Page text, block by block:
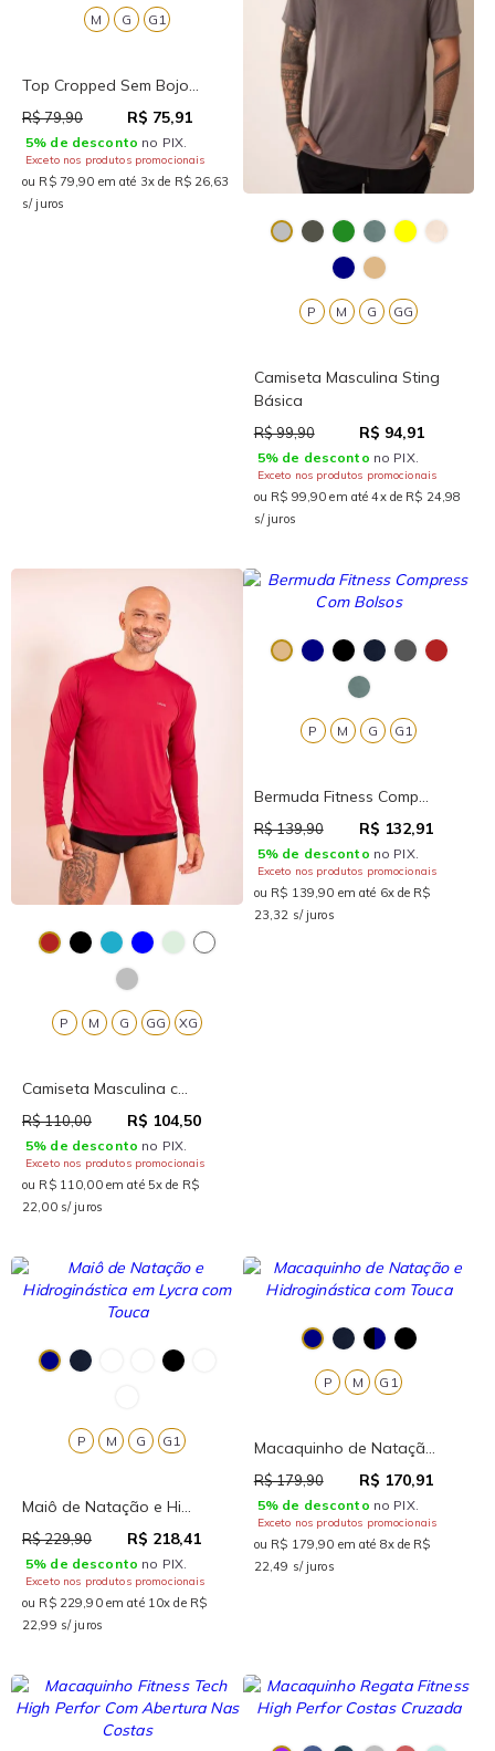
M G G1
Top Cropped Sem Bojo...
R$ 79,90 R$ 75,91
5% de desconto no PIX.
Exceto nos produtos promocionais
ou R$ 79,90 em até 3x de R$ 26,63
s/ juros
G GG
M
P
Camiseta Masculina Sting
Básica
R$ 99,90 R$ 94,91
5% de desconto no PIX.
Exceto nos produtos promocionais
ou R$ 99,90 em até 4x de R$ 24,98
s/ juros
M G
P GG XG
Camiseta Masculina c...
R$ 110,00 R$ 104,50
5% de desconto no PIX.
Exceto nos produtos promocionais
ou R$ 110,00 em até 5x de R$
22,00 s/ juros
G
P G1
M
Bermuda Fitness Comp...
R$ 139,90 R$ 132,91
5% de desconto no PIX.
Exceto nos produtos promocionais
ou R$ 139,90 em até 6x de R$
23,32 s/ juros
P G G1
M
Maiô de Natação e Hi...
R$ 229,90 R$ 218,41
5% de desconto no PIX.
Exceto nos produtos promocionais
ou R$ 229,90 em até 10x de R$
22,99 s/ juros
P G1
M
Macaquinho de Nataçã...
R$ 179,90 R$ 170,91
5% de desconto no PIX.
Exceto nos produtos promocionais
ou R$ 179,90 em até 8x de R$
22,49 s/ juros